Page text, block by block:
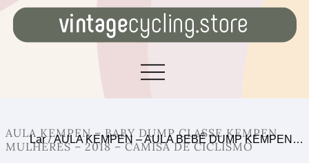
AULA KEMPEN – BABY DUMP CLASSE KEMPEN
MULHERES – 2018 – CAMISA DE CICLISMO
Lar/AULA KEMPEN – AULA BEBÊ DUMP KEMPEN…